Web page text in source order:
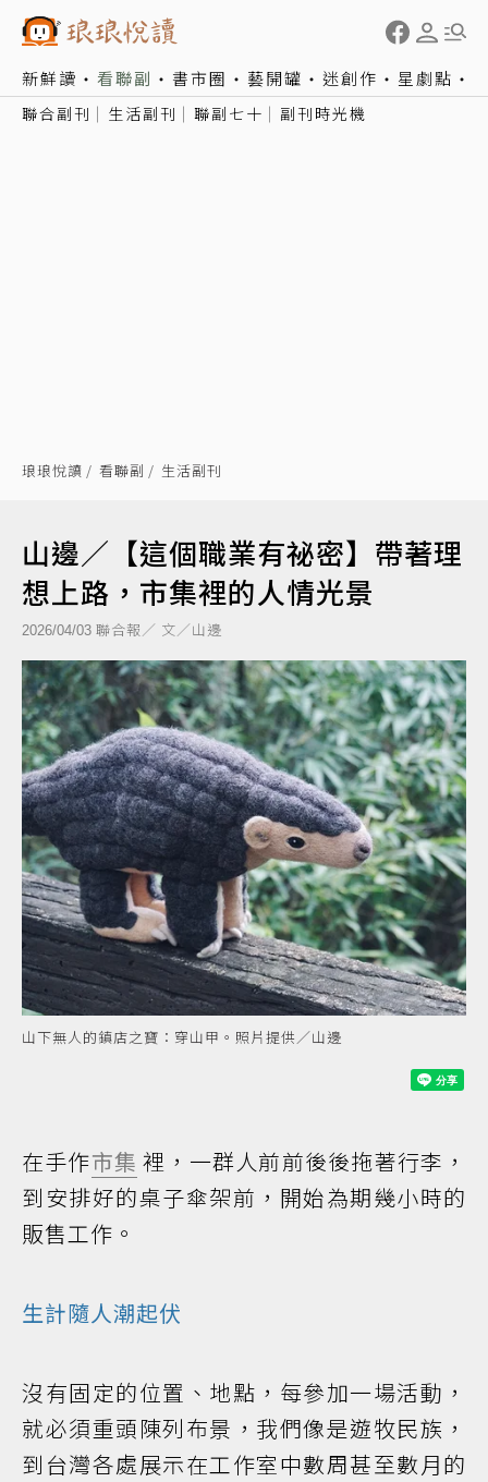
新鮮讀 看聯副 書市圈 藝開罐 迷創作 星劇點
聯合副刊 生活副刊 聯副七十 副刊時光機
琅琅悅讀 看聯副 生活副刊
山邊／【這個職業有祕密】帶著理
想上路，市集裡的人情光景
2026/04/03 聯合報／ 文／山邊
山下無人的鎮店之寶：穿山甲。照片提供／山邊
在手作市集 裡，一群人前前後後拖著行李，
到安排好的桌子傘架前，開始為期幾小時的
販售工作。
生計隨人潮起伏
沒有固定的位置、地點，每參加一場活動，
就必須重頭陳列布景，我們像是遊牧民族，
到台灣各處展示在工作室中數周甚至數月的